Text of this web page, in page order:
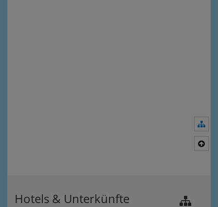
Hotels & Unterkünfte